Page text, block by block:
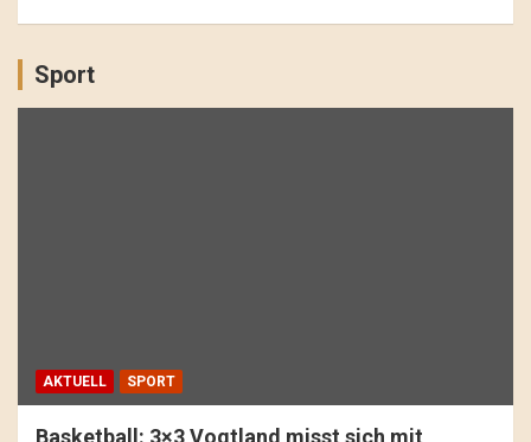
Sport
AKTUELL SPORT
Basketball: 3×3 Vogtland misst sich mit